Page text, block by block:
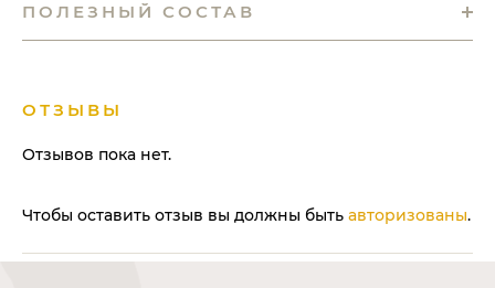
ПОЛЕЗНЫЙ СОСТАВ
ОТЗЫВЫ
Отзывов пока нет.
Чтобы оставить отзыв вы должны быть авторизованы.